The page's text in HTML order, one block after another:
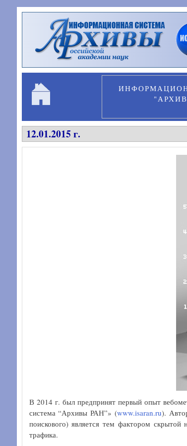
Перейти к основному содержанию
12.01.2015 г.
В 2014 г. был предпринят первый опыт
система “Архивы РАН”» (www.isaran.ru).
поискового) является тем фактором скрытой
трафика.